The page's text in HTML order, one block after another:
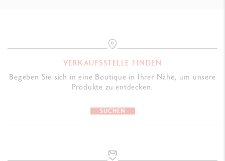
Maße: 19.9 x 5.9 x 1.6 cm
GESETZLICHE NORMEN
VERKAUFSSTELLE FINDEN
Begeben Sie sich in eine Boutique in Ihrer Nähe, um unsere
Produkte zu entdecken.
SUCHEN